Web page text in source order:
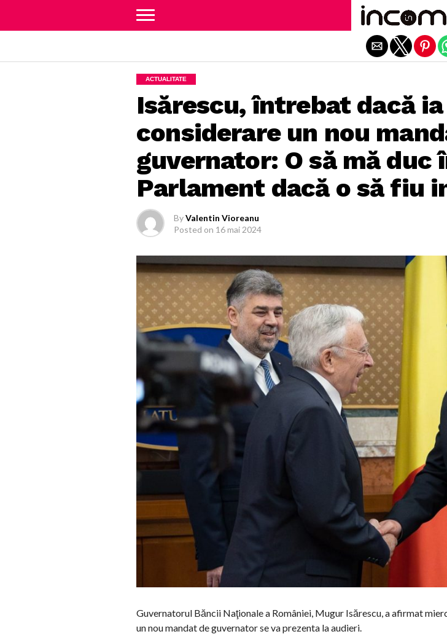
ACTUALITATE
Isărescu, întrebat dacă
considerare un nou
guvernator: O să mă duc
Parlament dacă o să fiu
ByValentin Vioreanu
Posted on 16 mai 2024
Guvernatorul Băncii Naţionale a României, Mugur Isărescu, a afirmat
un nou mandat de guvernator se va prezenta la audieri.
Exit mobile